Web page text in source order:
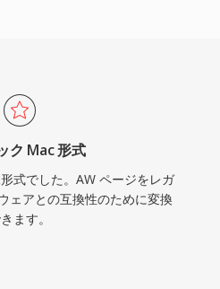
ク Mac 形式
式でした。AW ページをレガ
ェアとの互換性のために変換
ます。